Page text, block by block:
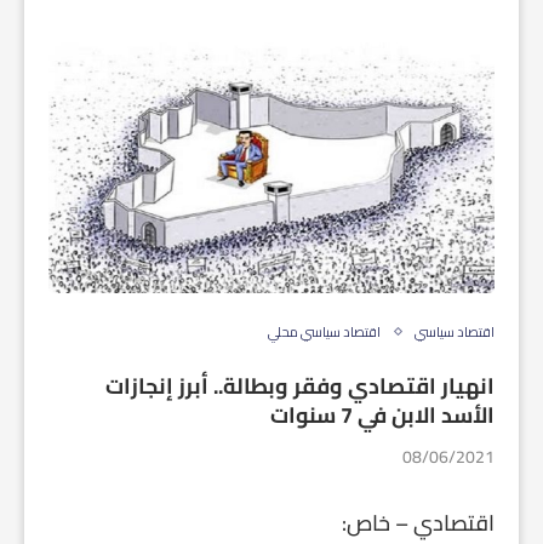
اقتصاد سياسي اقتصاد سياسي محلي
انهيار اقتصادي وفقر وبطالة.. أبرز إنجازات
الأسد الابن في 7 سنوات
08/06/2021
اقتصادي – خاص: